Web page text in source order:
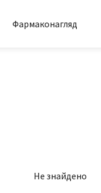
Фармаконагляд
Не знайдено